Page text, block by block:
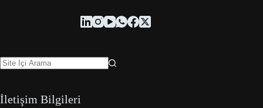
İletişim Bilgileri